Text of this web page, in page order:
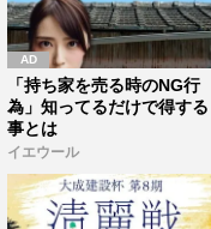
「持ち家を売る時のNG行
為」知ってるだけで得する
事とは
イエウール